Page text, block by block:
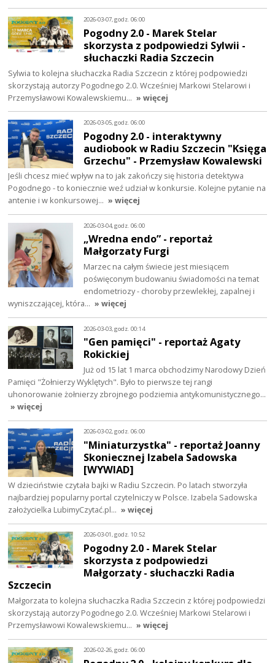
2026-03-07, godz. 06:00
Pogodny 2.0 - Marek Stelar
skorzysta z podpowiedzi Sylwii -
słuchaczki Radia Szczecin
Sylwia to kolejna słuchaczka Radia Szczecin z której podpowiedzi
skorzystają autorzy Pogodnego 2.0. Wcześniej Markowi Stelarowi i
Przemysławowi Kowalewskiemu… » więcej
2026-03-05, godz. 06:00
Pogodny 2.0 - interaktywny
audiobook w Radiu Szczecin "Księga
Grzechu" - Przemysław Kowalewski
Jeśli chcesz mieć wpływ na to jak zakończy się historia detektywa
Pogodnego - to koniecznie weź udział w konkursie. Kolejne pytanie na
antenie i w konkursowej… » więcej
2026-03-04, godz. 06:00
„Wredna endo” - reportaż
Małgorzaty Furgi
Marzec na całym świecie jest miesiącem
poświęconym budowaniu świadomości na temat
endometriozy - choroby przewlekłej, zapalnej i
wyniszczającej, która… » więcej
2026-03-03, godz. 00:14
"Gen pamięci" - reportaż Agaty
Rokickiej
Już od 15 lat 1 marca obchodzimy Narodowy Dzień
Pamięci "Żołnierzy Wyklętych". Było to pierwsze tej rangi
uhonorowanie żołnierzy zbrojnego podziemia antykomunistycznego…
» więcej
2026-03-02, godz. 06:00
"Miniaturzystka" - reportaż Joanny
Skoniecznej Izabela Sadowska
[WYWIAD]
W dzieciństwie czytała bajki w Radiu Szczecin. Po latach stworzyła
najbardziej popularny portal czytelniczy w Polsce. Izabela Sadowska
założycielka LubimyCzytać.pl… » więcej
2026-03-01, godz. 10:52
Pogodny 2.0 - Marek Stelar
skorzysta z podpowiedzi
Małgorzaty - słuchaczki Radia
Szczecin
Małgorzata to kolejna słuchaczka Radia Szczecin z której podpowiedzi
skorzystają autorzy Pogodnego 2.0. Wcześniej Markowi Stelarowi i
Przemysławowi Kowalewskiemu… » więcej
2026-02-26, godz. 06:00